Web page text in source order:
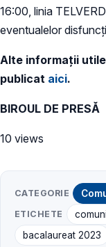
16:00, linia
eventualelor
Alte informații
publicat aici.
BIROUL DE PRESĂ
10 views
CATEGORIE
ETICHETE
bacalaureat 2023